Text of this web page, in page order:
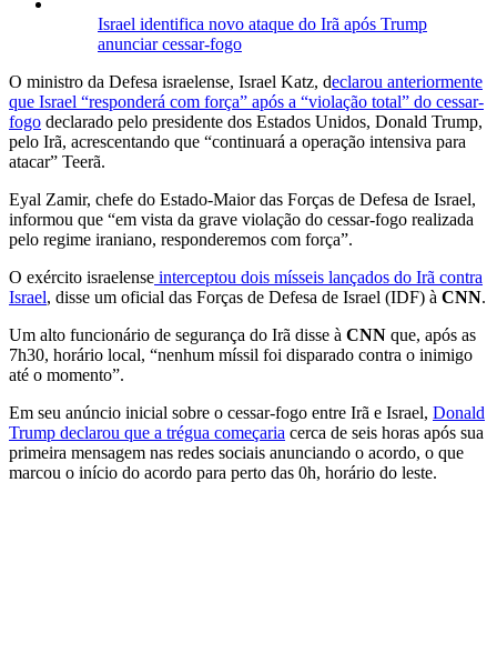
Israel identifica novo ataque do Irã após Trump
anunciar cessar-fogo
O ministro da Defesa israelense, Israel Katz, declarou anteriormente
que Israel “responderá com força” após a “violação total” do cessar-
fogo declarado pelo presidente dos Estados Unidos, Donald Trump,
pelo Irã, acrescentando que “continuará a operação intensiva para
atacar” Teerã.
Eyal Zamir, chefe do Estado-Maior das Forças de Defesa de Israel,
informou que “em vista da grave violação do cessar-fogo realizada
pelo regime iraniano, responderemos com força”.
O exército israelense interceptou dois mísseis lançados do Irã contra
Israel, disse um oficial das Forças de Defesa de Israel (IDF) à CNN.
Um alto funcionário de segurança do Irã disse à CNN que, após as
7h30, horário local, “nenhum míssil foi disparado contra o inimigo
até o momento”.
Em seu anúncio inicial sobre o cessar-fogo entre Irã e Israel, Donald
Trump declarou que a trégua começaria cerca de seis horas após sua
primeira mensagem nas redes sociais anunciando o acordo, o que
marcou o início do acordo para perto das 0h, horário do leste.